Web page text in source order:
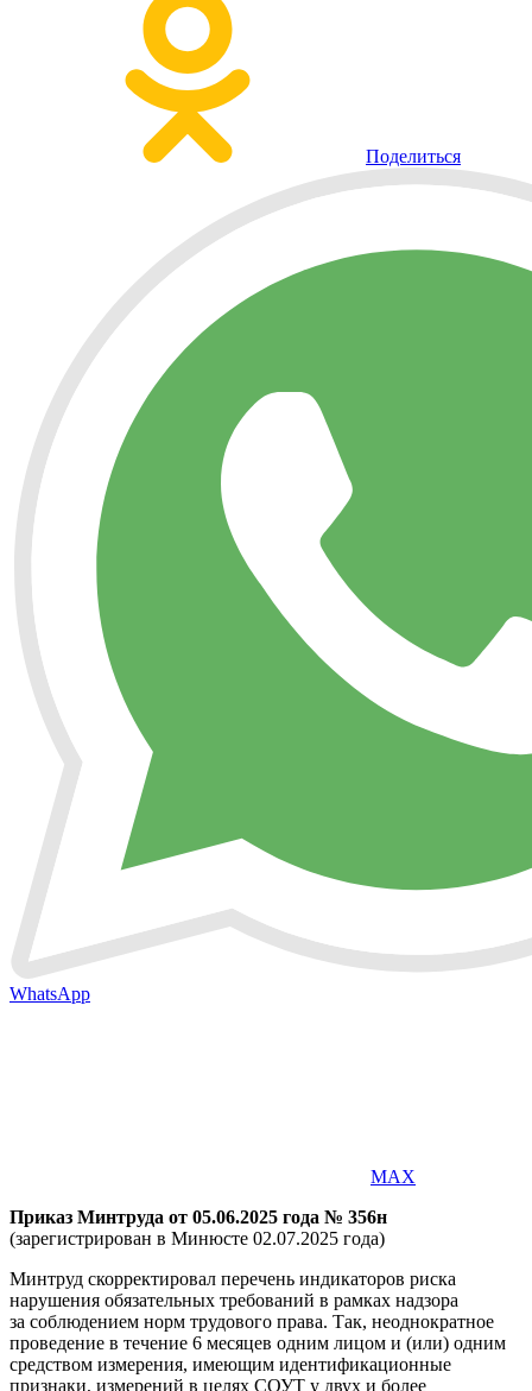
Поделиться
WhatsApp
MAX
Приказ Минтруда от 05.06.2025 года № 356н
(зарегистрирован в Минюсте 02.07.2025 года)
Минтруд скорректировал перечень индикаторов риска
нарушения обязательных требований в рамках надзора
за соблюдением норм трудового права. Так, неоднократное
проведение в течение 6 месяцев одним лицом и (или) одним
средством измерения, имеющим идентификационные
признаки, измерений в целях СОУТ у двух и более